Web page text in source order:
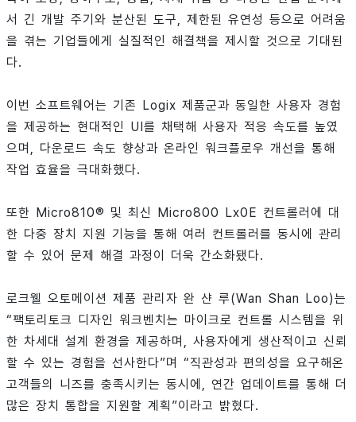
서 긴 개발 주기와 분산된 도구, 제한된 유연성 등으로 어려움
을 겪는 기업들에게 실질적인 해결책을 제시할 것으로 기대된
다.
이번 소프트웨어는 기존 Logix 제품군과 동일한 사용자 경험
을 제공하는 현대적인 UI를 채택해 사용자 적응 속도를 높였
으며, 다운로드 속도 향상과 온라인 워크플로우 개선을 통해
작업 효율을 극대화했다.
또한 Micro810® 및 최신 Micro800 Lx0E 컨트롤러에 대
한 다중 장치 지원 기능을 통해 여러 컨트롤러를 동시에 관리
할 수 있어 문제 해결 과정이 더욱 간소화됐다.
로크웰 오토메이션 제품 관리자 완 샨 루(Wan Shan Loo)는
“팩토리토크 디자인 워크벤치는 마이크로 컨트롤 시스템을 위
한 차세대 설계 환경을 제공하며, 사용자에게 생산적이고 신뢰
할 수 있는 경험을 선사한다”며 “직관성과 편의성을 요구해온
고객들의 니즈를 충족시키는 동시에, 연간 업데이트를 통해 더
많은 장치 통합을 지원할 계획”이라고 밝혔다.